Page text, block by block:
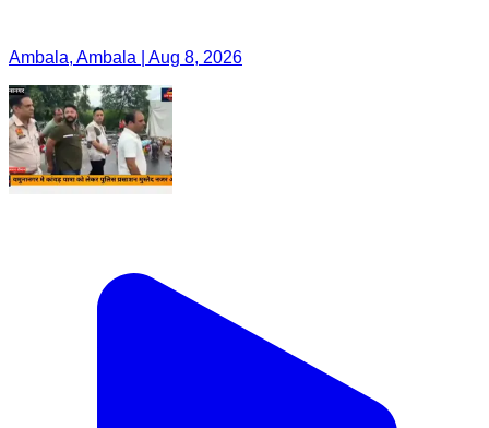
Ambala, Ambala | Aug 8, 2026